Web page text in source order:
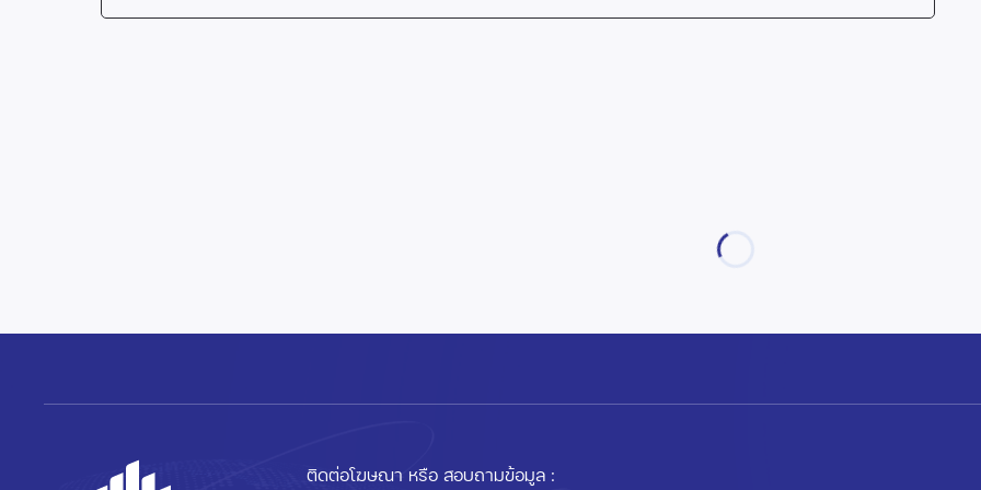
ติดต่อโฆษณา หรือ สอบถามข้อมูล :